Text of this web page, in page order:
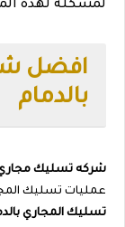
لمشكله لهذه
افضل
بالدمام
شركه تسليك مجاري
عمليات تسليك
تسليك المجاري